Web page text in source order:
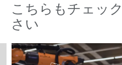
こちらもチェッ
さい